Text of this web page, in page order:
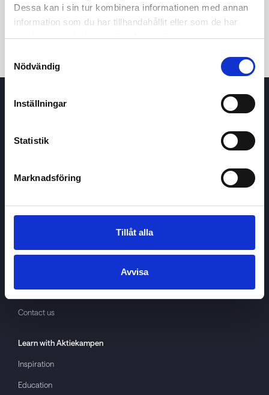
Dessa kan i sin tur kombinera informationen med annan
information som du har tillhandahållit eller som de har
samlat in när du har använt deras tjänster.
Nödvändig
Inställningar
Statistik
Marknadsföring
Tillåt alla
Avvisa
Trade
AboutAktiekampen
About cookies
GDPR
Contact us
Learn with Aktiekampen
Inspiration
Education